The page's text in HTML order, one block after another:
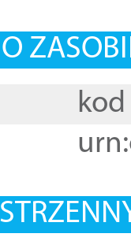
kod